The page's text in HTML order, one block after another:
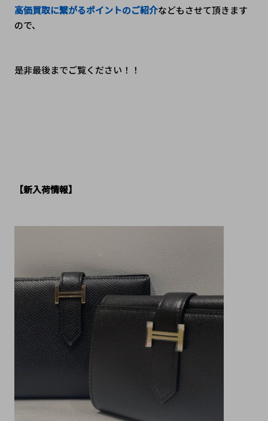
高価買取に繋がるポイントのご紹介などもさせて頂きます
ので、
是非最後までご覧ください！！
【新入荷情報】